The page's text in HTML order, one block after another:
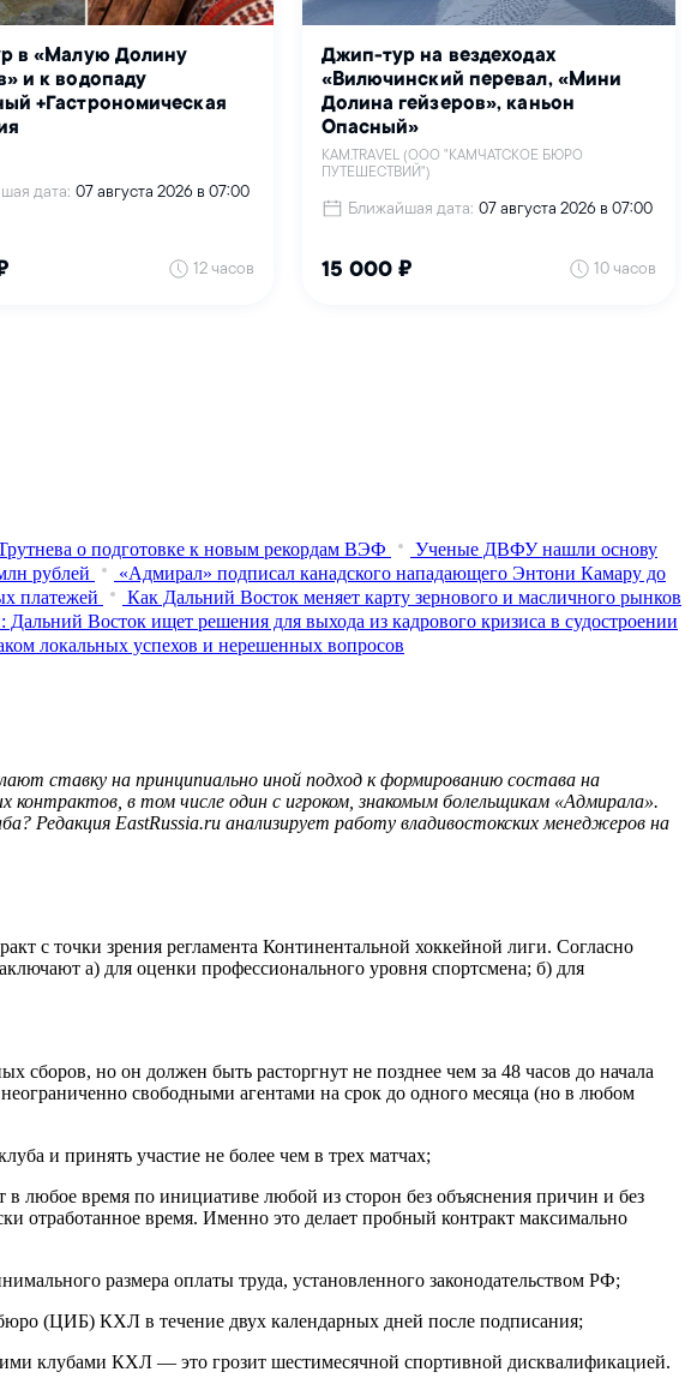
о подготовке к новым рекордам ВЭФ
Ученые ДВФУ нашли основу
рублей
«Адмирал» подписал канадского нападающего Энтони Камару до
платежей
Как Дальний Восток меняет карту зернового и масличного рынков
Дальний Восток ищет решения для выхода из кадрового кризиса в судостроении
локальных успехов и нерешенных вопросов
ставку на принципиально иной подход к формированию состава на
в том числе один с игроком, знакомым болельщикам «Адмирала».
EastRussia.ru анализирует работу владивостокских менеджеров на
с точки зрения регламента Континентальной хоккейной лиги. Согласно
а) для оценки профессионального уровня спортсмена; б) для
сборов, но он должен быть расторгнут не позднее чем за 48 часов до начала
свободными агентами на срок до одного месяца (но в любом
и принять участие не более чем в трех матчах;
любое время по инициативе любой из сторон без объяснения причин и без
отработанное время. Именно это делает пробный контракт максимально
размера оплаты труда, установленного законодательством РФ;
(ЦИБ) КХЛ в течение двух календарных дней после подписания;
клубами КХЛ — это грозит шестимесячной спортивной дисквалификацией.